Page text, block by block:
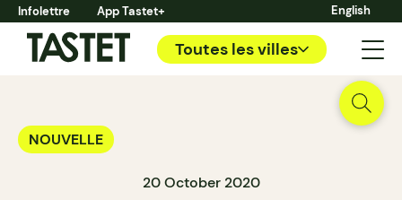
Infolettre App Tastet+ English
Toutes les villes
NOUVELLE
20 October 2020